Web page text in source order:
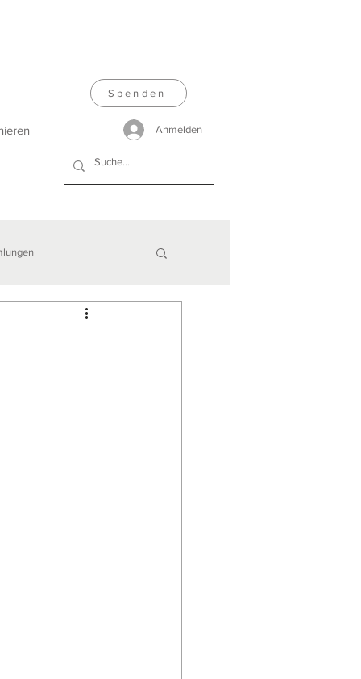
Spenden
Anmelden